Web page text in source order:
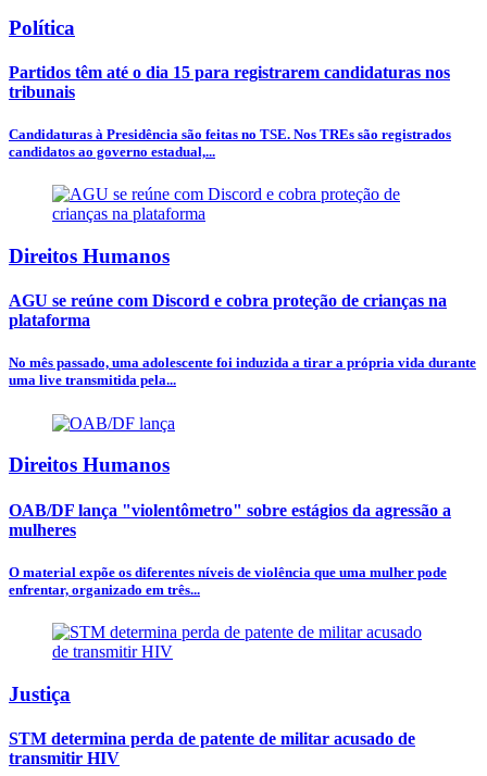
Política
Partidos têm até o dia 15 para registrarem candidaturas nos
tribunais
Candidaturas à Presidência são feitas no TSE. Nos TREs são registrados
candidatos ao governo estadual,...
Direitos Humanos
AGU se reúne com Discord e cobra proteção de crianças na
plataforma
No mês passado, uma adolescente foi induzida a tirar a própria vida durante
uma live transmitida pela...
Direitos Humanos
OAB/DF lança "violentômetro" sobre estágios da agressão a
mulheres
O material expõe os diferentes níveis de violência que uma mulher pode
enfrentar, organizado em três...
Justiça
STM determina perda de patente de militar acusado de
transmitir HIV